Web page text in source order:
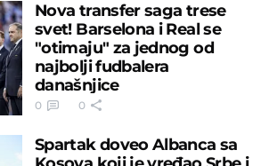
Nova transfer saga trese
svet! Barselona i Real se
"otimaju" za jednog od
najbolji fudbalera
današnjice
0 0
Spartak doveo Albanca sa